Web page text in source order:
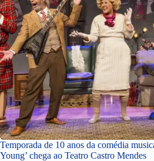
Temporada de 10 anos da comédia
Young’ chega ao Teatro Castro Mendes